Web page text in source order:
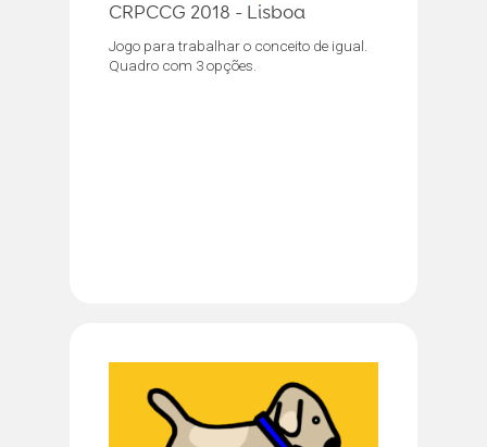
CRPCCG 2018 - Lisboa
Jogo para trabalhar o conceito de igual.
Quadro com 3 opções.